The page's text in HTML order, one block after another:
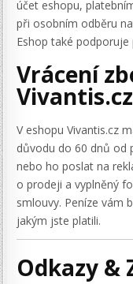
účet eshopu,
při osobním odběru
Eshop také podporuje
Vrácení
Vivantis.cz
V eshopu Vivantis.cz
důvodu do 60 dnů od
nebo ho poslat na
o prodeji a vyplněný
smlouvy. Peníze vám
jakým jste platili.
Odkazy &